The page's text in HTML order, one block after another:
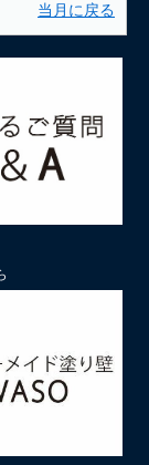
当月に戻る